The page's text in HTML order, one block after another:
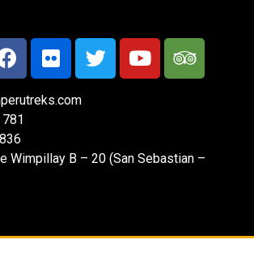
Wimpillay B – 20 (San Sebastian –